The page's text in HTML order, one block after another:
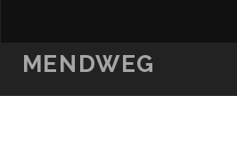
MENDWEG